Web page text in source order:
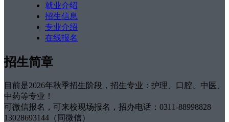
就业介绍
招生信息
专业介绍
在线报名
招生简章
目前是2026年秋季招生阶段，招生专业：护理、口腔、中医、
中药等专业！
可微信报名，可来校现场报名，招办电话：0311-88998828
13028693144（同微信）